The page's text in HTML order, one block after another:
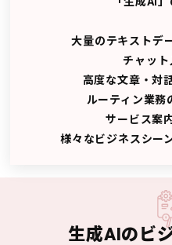
大量のテキストデ
チャット
高度な文章・対
ルーティン業務
サービス案
様々なビジネスシー
生成AIのビ